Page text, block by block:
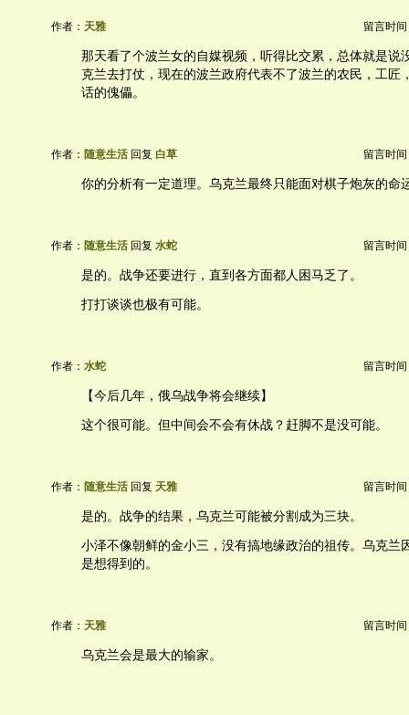
作者： 天雅 留言时间
那天看了个波兰女的自媒视频，听得比交累，总体就是说
克兰去打仗，现在的波兰政府代表不了波兰的农民，工匠
话的傀儡。
作者： 随意生活 回复 白草 留言时间
你的分析有一定道理。乌克兰最终只能面对棋子炮灰的命
作者： 随意生活 回复 水蛇 留言时间
是的。战争还要进行，直到各方面都人困马乏了。
打打谈谈也极有可能。
作者： 水蛇 留言时间
【今后几年，俄乌战争将会继续】
这个很可能。但中间会不会有休战？赶脚不是没可能。
作者： 随意生活 回复 天雅 留言时间
是的。战争的结果，乌克兰可能被分割成为三块。
小泽不像朝鲜的金小三，没有搞地缘政治的祖传。乌克兰
是想得到的。
作者： 天雅 留言时间
乌克兰会是最大的输家。